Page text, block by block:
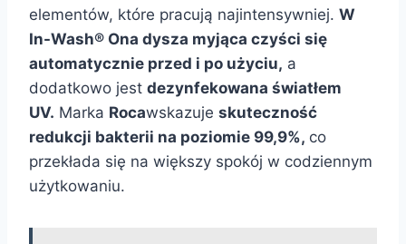
elementów, które pracują najintensywniej. W
In-Wash® Ona dysza myjąca czyści się
automatycznie przed i po użyciu, a
dodatkowo jest dezynfekowana światłem
UV. Marka Rocawskazuje skuteczność
redukcji bakterii na poziomie 99,9%, co
przekłada się na większy spokój w codziennym
użytkowaniu.